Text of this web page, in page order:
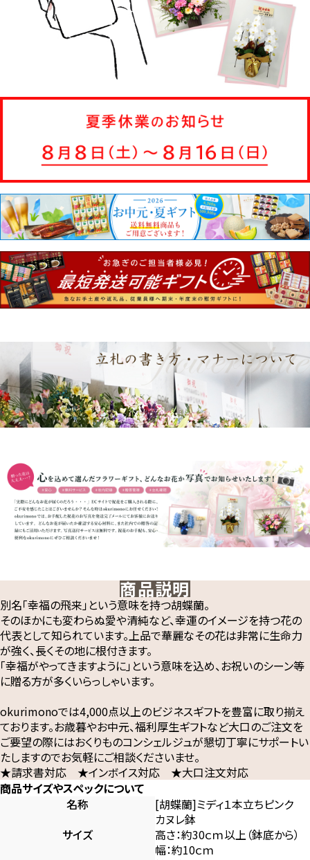
商品説明
別名「幸福の飛来」という意味を持つ胡蝶蘭。
そのほかにも変わらぬ愛や清純など、幸運のイメージを持つ花の
代表として知られています。上品で華麗なその花は非常に生命力
が強く、長くその地に根付きます。
「幸福がやってきますように」という意味を込め、お祝いのシーン等
に贈る方が多くいらっしゃいます。
okurimonoでは4,000点以上のビジネスギフトを豊富に取り揃え
ております。お歳暮やお中元、福利厚生ギフトなど大口のご注文を
ご要望の際にはおくりものコンシェルジュが懇切丁寧にサポートい
たしますのでお気軽にご相談くださいませ。
★請求書対応 ★インボイス対応 ★大口注文対応
商品サイズやスペックについて
名称
[胡蝶蘭]ミディ１本立ちピンク
カヌレ鉢
サイズ
高さ：約30ｃｍ以上（鉢底から）
幅：約10ｃｍ